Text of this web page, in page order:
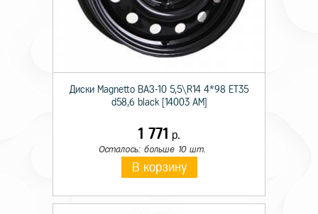
Диски Magnetto ВАЗ-10 5,5\R14 4*98 ET35
d58,6 black [14003 AM]
1 771 р.
Осталось: больше 10 шт.
В корзину